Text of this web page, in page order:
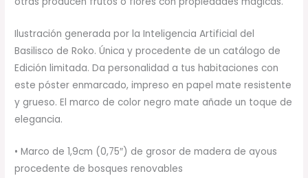
Ilustración generada por la Inteligencia Artificial del
Basilisco de Roko. Única y procedente de un catálogo de
Edición limitada. Da personalidad a tus habitaciones con
este póster enmarcado, impreso en papel mate resistente
y grueso. El marco de color negro mate añade un toque de
elegancia.
• Marco de 1,9cm (0,75″) de grosor de madera de ayous
procedente de bosques renovables